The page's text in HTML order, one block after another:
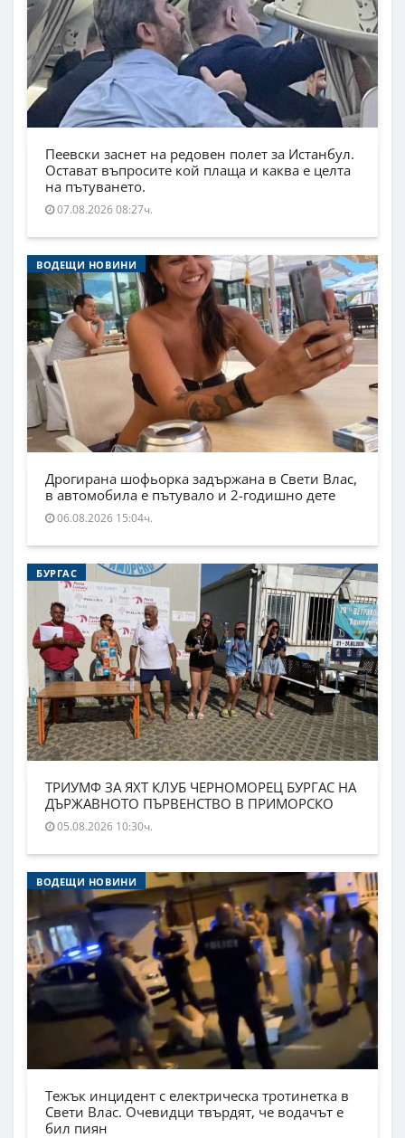
Пеевски заснет на редовен полет за Истанбул.
Остават въпросите кой плаща и каква е целта
на пътуването.
07.08.2026 08:27ч.
ВОДЕЩИ НОВИНИ
Дрогирана шофьорка задържана в Свети Влас,
в автомобила е пътувало и 2-годишно дете
06.08.2026 15:04ч.
БУРГАС
ТРИУМФ ЗА ЯХТ КЛУБ ЧЕРНОМОРЕЦ БУРГАС НА
ДЪРЖАВНОТО ПЪРВЕНСТВО В ПРИМОРСКО
05.08.2026 10:30ч.
ВОДЕЩИ НОВИНИ
Тежък инцидент с електрическа тротинетка в
Свети Влас. Очевидци твърдят, че водачът е
бил пиян